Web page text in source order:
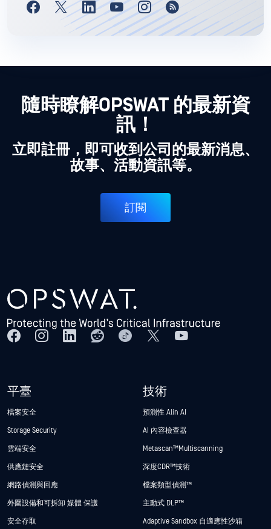
隨時瞭解OPSWAT 的最新資
訊！
立即註冊，即可收到公司的最新消息、
故事、活動資訊等。
訂閱
平臺
檔案安全
Storage Security
雲端安全
供應鏈安全
網路偵測與回應
外圍設備和可拆卸 媒體 保護
安全存取
技術
預測性 Alin AI
AI 內容檢查器
Metascan™ Multiscanning
深度CDR™技術
檔案類型偵測™
主動式 DLP™
Adaptive Sandbox 自適應性沙箱